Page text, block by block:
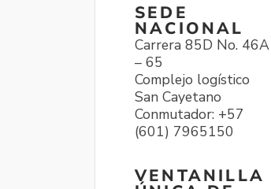
SEDE
NACIONAL
Carrera 85D No. 46A
– 65
Complejo logístico
San Cayetano
Conmutador: +57
(601) 7965150
VENTANILLA